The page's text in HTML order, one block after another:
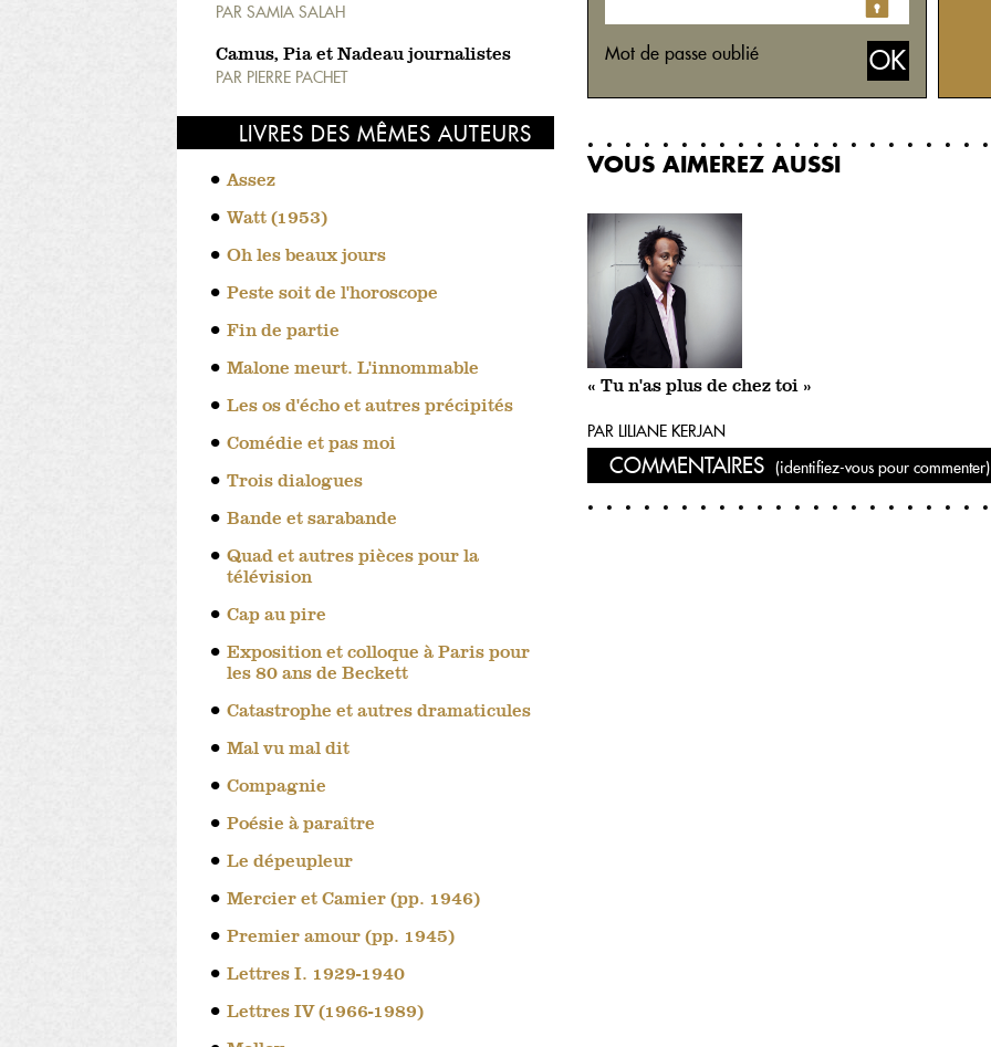
PAR SAMIA SALAH
Camus, Pia et Nadeau journalistes
PAR PIERRE PACHET
LIVRES DES MÊMES AUTEURS
Assez
Watt (1953)
Oh les beaux jours
Peste soit de l'horoscope
Fin de partie
Malone meurt. L'innommable
Les os d'écho et autres précipités
Comédie et pas moi
Trois dialogues
Bande et sarabande
Quad et autres pièces pour la
télévision
Cap au pire
Exposition et colloque à Paris pour
les 80 ans de Beckett
Catastrophe et autres dramaticules
Mal vu mal dit
Compagnie
Poésie à paraître
Le dépeupleur
Mercier et Camier (pp. 1946)
Premier amour (pp. 1945)
Lettres I. 1929-1940
Lettres IV (1966-1989)
Mot de passe oublié
VOUS AIMEREZ AUSSI
« Tu n'as plus de chez toi »
PAR LILIANE KERJAN
COMMENTAIRES(identifiez-vous pour commenter)